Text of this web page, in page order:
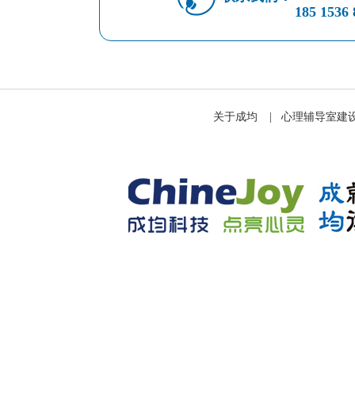
185 1536
关于成均 心理辅导室建